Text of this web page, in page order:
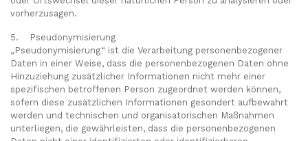
vorherzusagen.
5. Pseudonymisierung
„Pseudonymisierung“ ist die Verarbeitung personenbezogener
Daten in einer Weise, dass die personenbezogenen Daten ohne
Hinzuziehung zusätzlicher Informationen nicht mehr einer
spezifischen betroffenen Person zugeordnet werden können,
sofern diese zusätzlichen Informationen gesondert aufbewahrt
werden und technischen und organisatorischen Maßnahmen
unterliegen, die gewährleisten, dass die personenbezogenen